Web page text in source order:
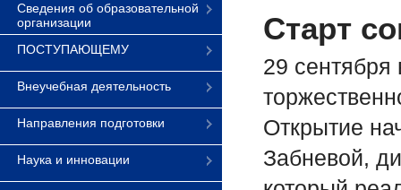
Сведения об образовательной
организации
ПОСТУПАЮЩЕМУ
Внеучебная деятельность
Направления подготовки
Наука и инновации
Старт
29 сентября
Открытие
Забневой,